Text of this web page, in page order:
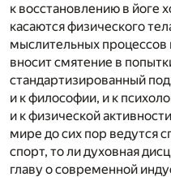
к восстановлению в йоге
касаются физического
мыслительных процессов
вносит смятение в
стандартизированный
и к философии, и к
и к физической
мире до сих пор ведутся
спорт, то ли духовная
главу о современной